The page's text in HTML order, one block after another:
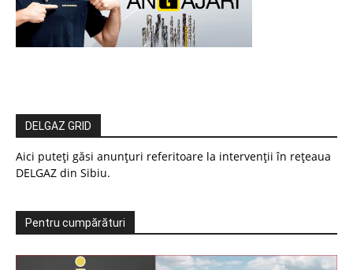
DELGAZ GRID
Aici puteți găsi anunțuri referitoare la intervenții în rețeaua
DELGAZ din Sibiu.
Pentru cumpărături